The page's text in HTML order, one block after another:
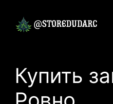
содержимому
Купить